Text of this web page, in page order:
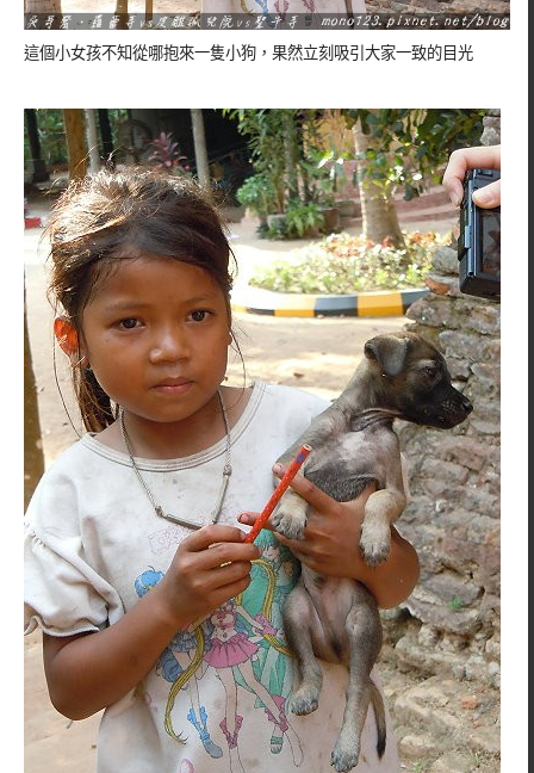
這個小女孩不知從哪抱來一隻小狗，果然立刻吸引大家一致的目光